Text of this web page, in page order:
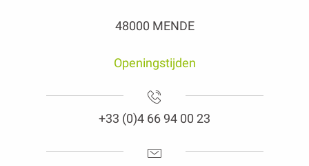
48000 MENDE
Openingstijden
+33 (0)4 66 94 00 23